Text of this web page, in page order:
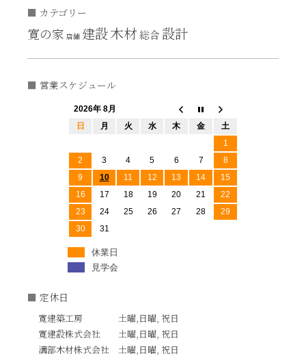
カテゴリー
寛の家 店舗 建設木材総合設計
営業スケジュール
2026年 8月
日
月 火 水 木 金
土
1
2
3 4 5 6 7
8
9
10 11 12 13 14
15
16
17 18 19 20 21
22
23
24 25 26 27 28
29
30
31
休業日
見学会
定休日
寛建築工房 土曜,日曜, 祝日
寛建設株式会社 土曜,日曜, 祝日
溝部木材株式会社 土曜,日曜, 祝日